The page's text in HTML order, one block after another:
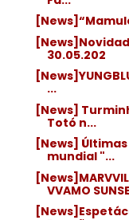
30.05.202
...
[News]
Totó n...
[News]
mundial "...
VVAMO